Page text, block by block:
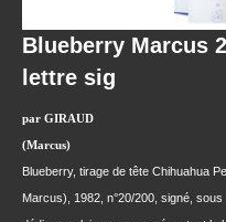
Blueberry Marcus
lettre sig
par GIRAUD
(Marcus)
Blueberry, tirage de tête Chihuahua
Marcus), 1982, n°20/200, signé,